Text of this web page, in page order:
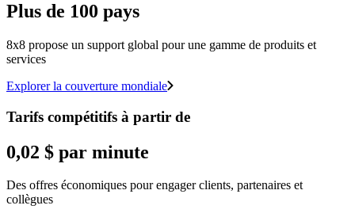
Plus de 100 pays
8x8 propose un support global pour une gamme de produits et
services
Explorer la couverture mondiale
Tarifs compétitifs à partir de
0,02 $ par minute
Des offres économiques pour engager clients, partenaires et
collègues